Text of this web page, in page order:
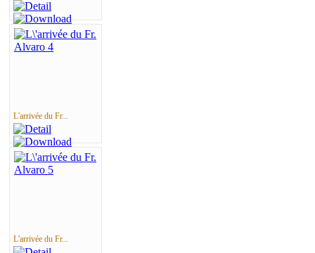
L'arrivée du Fr...
L'arrivée du Fr...